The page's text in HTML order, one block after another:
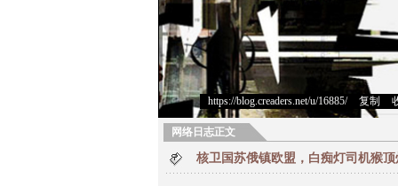
https://blog.creaders.net/u/16885/> 复制
网络日志正文
核卫国苏俄镇欧盟，白痴灯司机猴顶